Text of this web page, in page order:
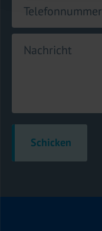
Telefonnummer
Nachricht
Schicken